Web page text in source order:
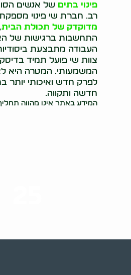
פינוי בתים של אנשים
רב. חברת שי פינוי
מדוקדק של תכולת הבית
התחשבות ברגישות של
העבודה מתבצעת
צוות שי פועל תמיד
המשמעותי. המטרה היא
לפרק חדש ואיכותי יותר
חדשה ותקווה.
המידע באתר אינו מהווה